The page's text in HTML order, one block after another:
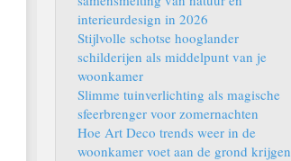
interieurdesign in 2026
Stijlvolle schotse hooglander
schilderijen als middelpunt van je
woonkamer
Slimme tuinverlichting als magische
sfeerbrenger voor zomernachten
Hoe Art Deco trends weer in de
woonkamer voet aan de grond krijgen